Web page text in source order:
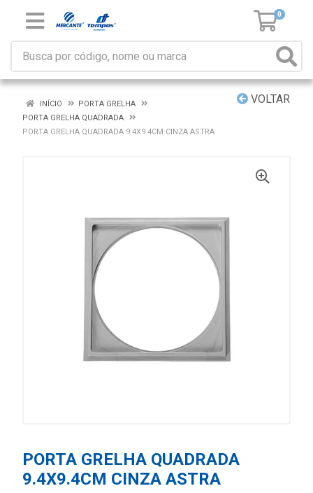
0
VOLTAR
INÍCIO
PORTA GRELHA
PORTA GRELHA QUADRADA
PORTA GRELHA QUADRADA 9.4X9.4CM CINZA ASTRA
PORTA GRELHA QUADRADA
9.4X9.4CM CINZA ASTRA